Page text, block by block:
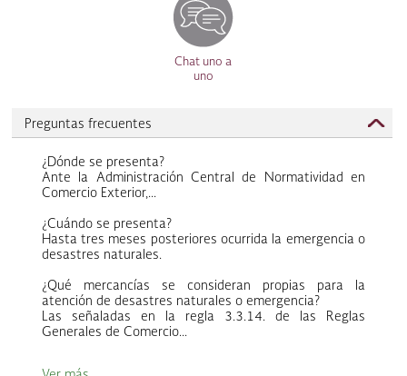
Chat uno a
uno
Preguntas frecuentes
¿Dónde se presenta?
Ante la Administración Central de Normatividad en
Comercio Exterior,...
¿Cuándo se presenta?
Hasta tres meses posteriores ocurrida la emergencia o
desastres naturales.
¿Qué mercancías se consideran propias para la
atención de desastres naturales o emergencia?
Las señaladas en la regla 3.3.14. de las Reglas
Generales de Comercio...